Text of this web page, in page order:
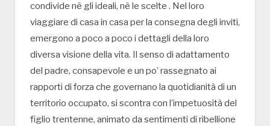
condivide nè gli ideali, nè le scelte . Nel loro
viaggiare di casa in casa per la consegna degli inviti,
emergono a poco a poco i dettagli della loro
diversa visione della vita. Il senso di adattamento
del padre, consapevole e un po’ rassegnato ai
rapporti di forza che governano la quotidianità di un
territorio occupato, si scontra con l’impetuosità del
figlio trentenne, animato da sentimenti di ribellione